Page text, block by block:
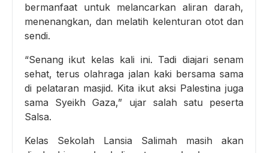
bermanfaat untuk melancarkan aliran darah,
menenangkan, dan melatih kelenturan otot dan
sendi.
“Senang ikut kelas kali ini. Tadi diajari senam
sehat, terus olahraga jalan kaki bersama sama
di pelataran masjid. Kita ikut aksi Palestina juga
sama Syeikh Gaza,” ujar salah satu peserta
Salsa.
Kelas Sekolah Lansia Salimah masih akan